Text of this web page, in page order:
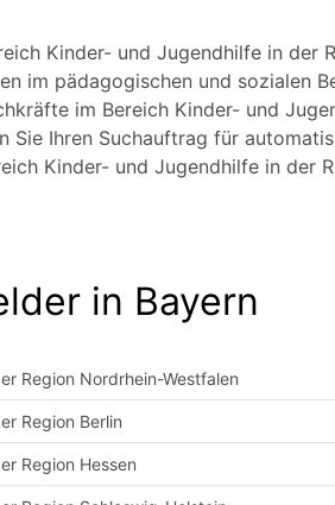
Kinder- und Jugendhilfe in der
im pädagogischen und sozialen
im Bereich Kinder- und
Sie Ihren Suchauftrag für
Kinder- und Jugendhilfe in der
in Bayern
Region Nordrhein-Westfalen
Region Berlin
Region Hessen